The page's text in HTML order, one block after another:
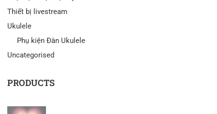
Thiết bị livestream
Ukulele
Phụ kiện Đàn Ukulele
Uncategorised
PRODUCTS